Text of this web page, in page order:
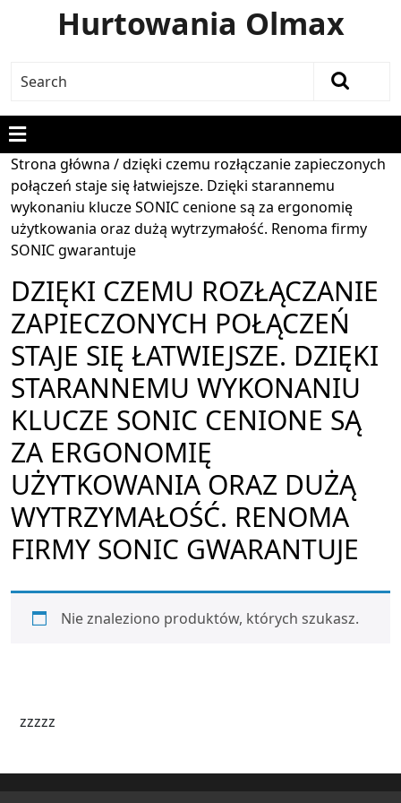
Hurtowania Olmax
Strona główna / dzięki czemu rozłączanie zapieczonych
połączeń staje się łatwiejsze. Dzięki starannemu
wykonaniu klucze SONIC cenione są za ergonomię
użytkowania oraz dużą wytrzymałość. Renoma firmy
SONIC gwarantuje
DZIĘKI CZEMU ROZŁĄCZANIE
ZAPIECZONYCH POŁĄCZEŃ
STAJE SIĘ ŁATWIEJSZE. DZIĘKI
STARANNEMU WYKONANIU
KLUCZE SONIC CENIONE SĄ
ZA ERGONOMIĘ
UŻYTKOWANIA ORAZ DUŻĄ
WYTRZYMAŁOŚĆ. RENOMA
FIRMY SONIC GWARANTUJE
Nie znaleziono produktów, których szukasz.
zzzzz